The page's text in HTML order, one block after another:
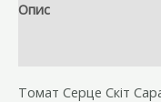
Опис
Томат Серце Скіт